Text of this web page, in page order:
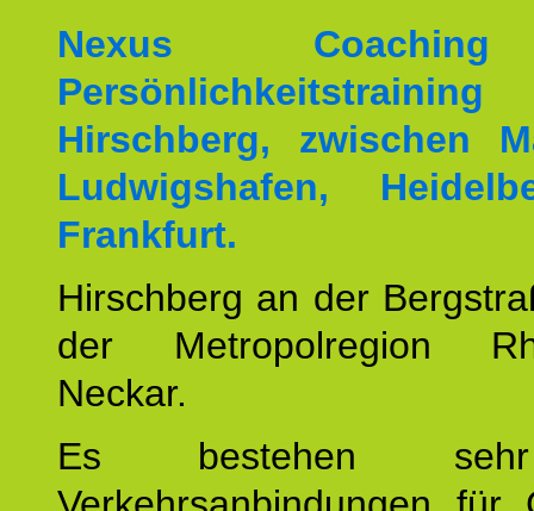
Nexus
Hirschberg, zwischen
Ludwigshafen,
Frankfurt.
Hirschberg an der
der Metropolregion
Neckar.
Es bestehen